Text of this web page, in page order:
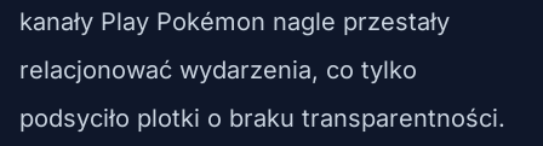
kanały Play Pokémon nagle przestały
relacjonować wydarzenia, co tylko
podsyciło plotki o braku transparentności.